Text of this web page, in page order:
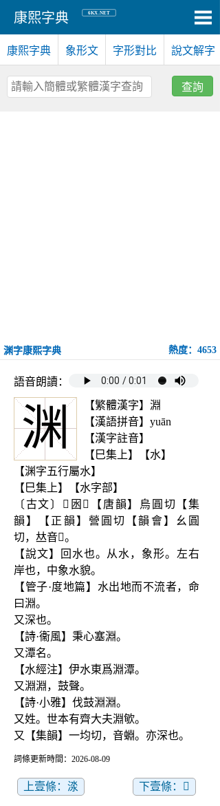
康熙字典 6KX.NET
康熙字典 象形文 字形對比 說文解字
查詢
渊字康熙字典 熱度：4653
語音朗讀：
渊
【繁體漢字】淵
【漢語拼音】yuān
【漢字註音】
【巳集上】【水】
【渊字五行屬水】
【巳集上】【水字部】
〔古文〕𣶒囦𠝃【唐韻】烏圓切【集
韻】【正韻】營圓切【韻會】幺圓
切，𠀤音𢏮。
【說文】回水也。从水，象形。左右
岸也，中象水貌。
【管子·度地篇】水出地而不流者，命
曰淵。
又深也。
【詩·衞風】秉心塞淵。
又潭名。
【水經注】伊水東爲淵潭。
又淵淵，鼓聲。
【詩·小雅】伐鼓淵淵。
又姓。世本有齊大夫淵㰬。
又【集韻】一均切，音蜵。亦深也。
詞條更新時間：2026-08-09
上壹條：渁 下壹條：𣷨